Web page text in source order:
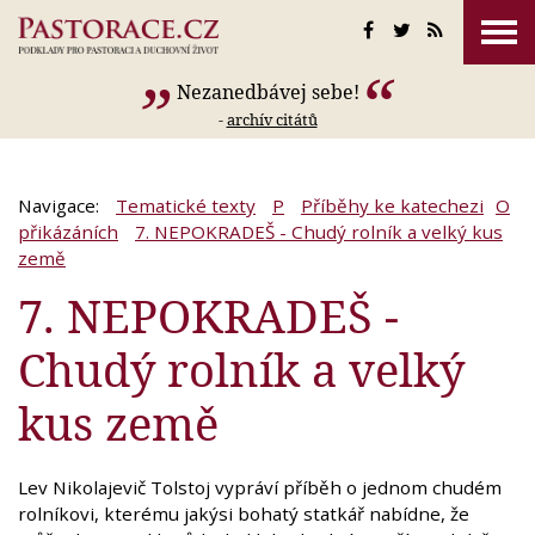
Nezanedbávej sebe!
-archív citátů
Navigace: Tematické texty P Příběhy ke katechezi O
přikázáních
7. NEPOKRADEŠ - Chudý rolník a velký kus
země
7. NEPOKRADEŠ -
Chudý rolník a velký
kus země
Lev Nikolajevič Tolstoj vypráví příběh o jednom chudém
rolníkovi, kterému jakýsi bohatý statkář nabídne, že